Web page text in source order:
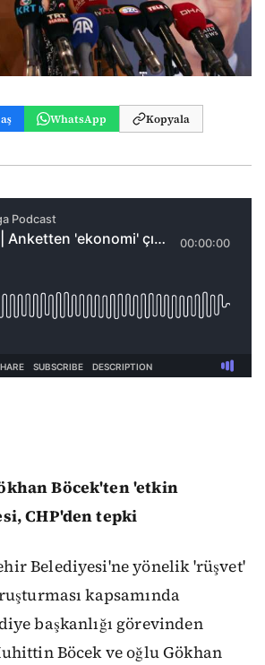
WhatsApp Kopyala
Böcek'ten 'etkin
CHP'den tepki
Belediyesi'ne yönelik 'rüşvet'
kapsamında
başkanlığı görevinden
Böcek ve oğlu Gökhan